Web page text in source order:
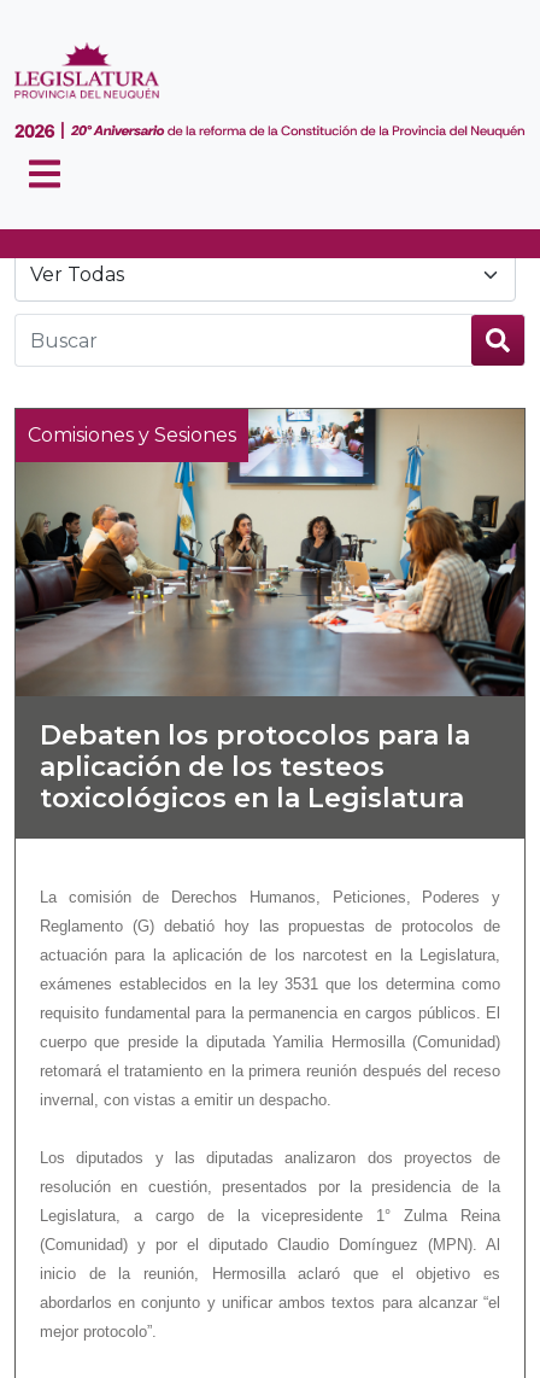
Comisiones y Sesiones
Debaten los protocolos para la
aplicación de los testeos
toxicológicos en la Legislatura
La comisión de Derechos Humanos, Peticiones, Poderes y
Reglamento (G) debatió hoy las propuestas de protocolos de
actuación para la aplicación de los narcotest en la Legislatura,
exámenes establecidos en la ley 3531 que los determina como
requisito fundamental para la permanencia en cargos públicos. El
cuerpo que preside la diputada Yamilia Hermosilla (Comunidad)
retomará el tratamiento en la primera reunión después del receso
invernal, con vistas a emitir un despacho.
Los diputados y las diputadas analizaron dos proyectos de
resolución en cuestión, presentados por la presidencia de la
Legislatura, a cargo de la vicepresidente 1° Zulma Reina
(Comunidad) y por el diputado Claudio Domínguez (MPN). Al
inicio de la reunión, Hermosilla aclaró que el objetivo es
abordarlos en conjunto y unificar ambos textos para alcanzar “el
mejor protocolo”.